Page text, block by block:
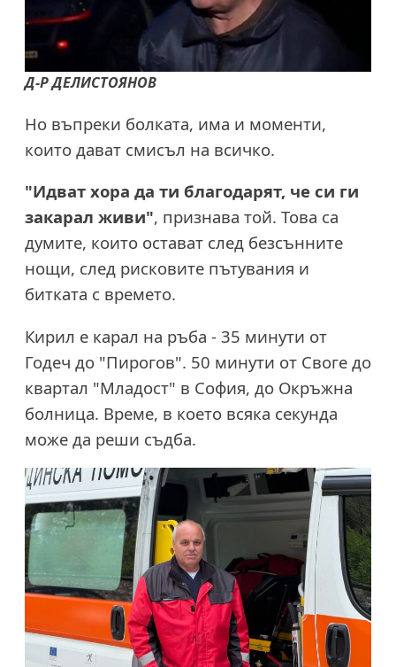
Д-Р ДЕЛИСТОЯНОВ
Но въпреки болката, има и моменти,
които дават смисъл на всичко.
"Идват хора да ти благодарят, че си ги
закарал живи", признава той. Това са
думите, които остават след безсънните
нощи, след рисковите пътувания и
битката с времето.
Кирил е карал на ръба - 35 минути от
Годеч до "Пирогов". 50 минути от Своге до
квартал "Младост" в София, до Окръжна
болница. Време, в което всяка секунда
може да реши съдба.